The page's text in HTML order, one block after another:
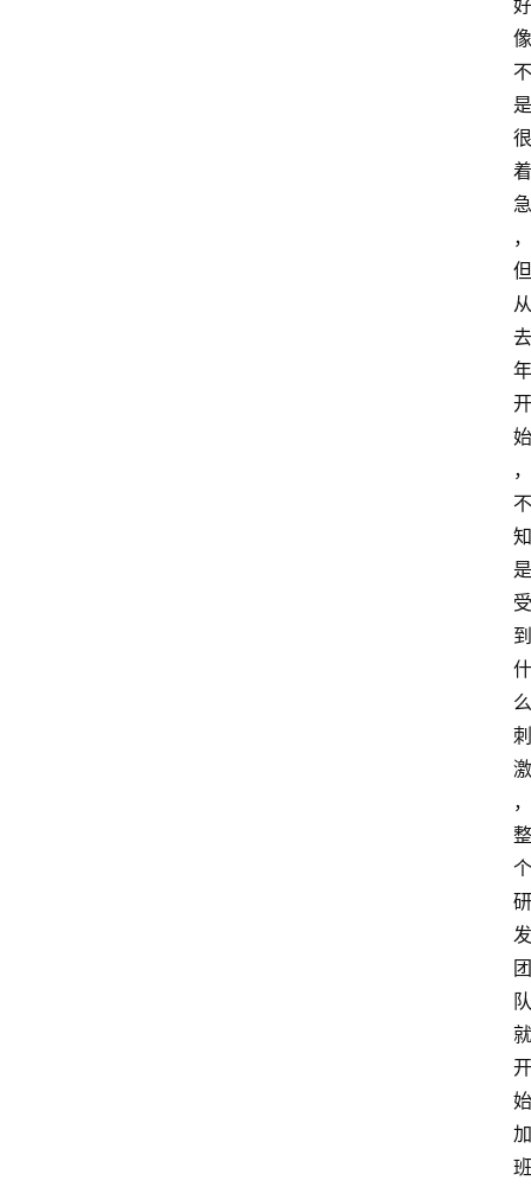
好
像
不
是
很
着
急
，
但
从
去
年
开
始
，
不
知
是
受
到
什
么
刺
激
，
整
个
研
发
团
队
就
开
始
加
班